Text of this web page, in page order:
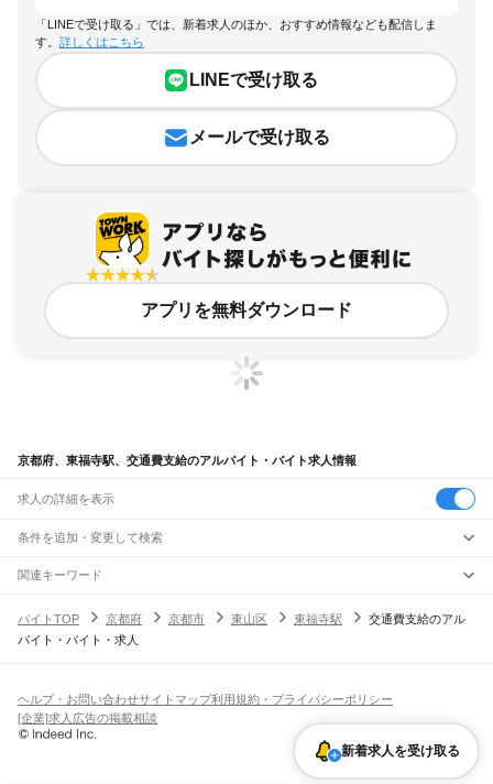
「LINEで受け取る」では、新着求人のほか、おすすめ情報なども配信しま
す。 詳しくはこちら
LINEで受け取る
メールで受け取る
アプリを無料ダウンロード
京都府、東福寺駅、交通費支給のアルバイト・バイト求人情報
求人の詳細を表示
条件を追加・変更して検索
市区町村を追加・変更
京都府すべて
京都市 すべて
京田辺市京丹後市南丹市木津川市乙訓郡久世郡綴喜郡相楽郡船井郡
駅を追加・変更
JR関西本線(亀山～加茂)
月ケ瀬口駅大河原駅笠置駅
職種を追加・変更
飲食・フードサービスすべて
ホールスタッフキッチンスタッフ
パン屋（ベーカリー）
バー（BAR）・バーテンダー
飲食店（店長・マネージャー）
人気
日払いOK高校生歓迎 髪型・髪色自由
留学生・外国人活躍中
雇用形態を追加・変更
関連キーワード
バイトTOP
京都府 京都市 東山区 東福寺駅
交通費支給のアル
バイト・バイト・求人
新着求人を受け取る
ヘルプ・お問い合わせサイトマップ利用規約・プライバシーポリシー
[企業]求人広告の掲載相談